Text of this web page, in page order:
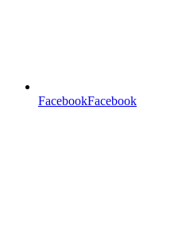
FacebookFacebook